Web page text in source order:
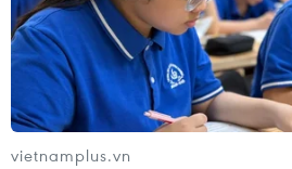
trị cao
07/08/2026 11:51
Đồng Nai cần chuyển dịch thu
đầu tư sang tổ chức chuỗi giá trị
vietnamplus.vn